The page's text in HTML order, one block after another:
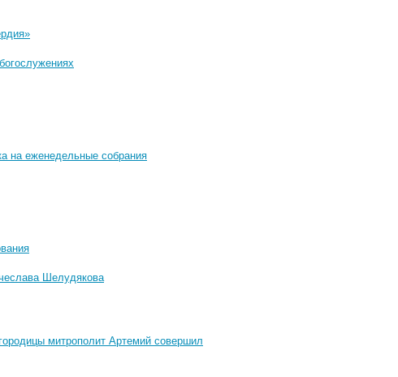
на еженедельные собрания
Шелудякова
митрополит Артемий совершил